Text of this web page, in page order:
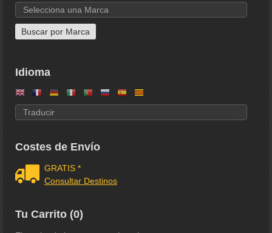
Idioma
Costes de Envío
GRATIS *
Consultar Destinos
Tu Carrito (0)